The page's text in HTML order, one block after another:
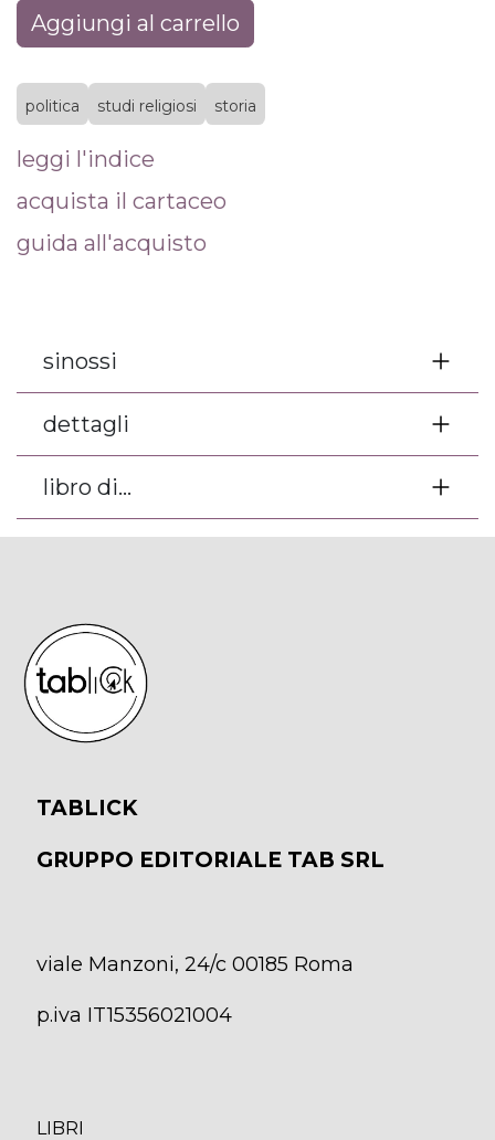
Aggiungi al carrello
politica studi religiosi storia
leggi l'indice
acquista il cartaceo
guida all'acquisto
sinossi
dettagli
libro di...
TABLICK
GRUPPO EDITORIALE TAB SRL
viale Manzoni, 24/c 00185 Roma
p.iva IT15356021004
LIBRI